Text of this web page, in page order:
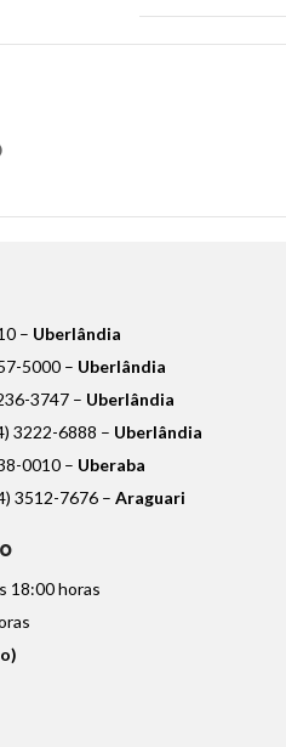
– Uberlândia
5000 – Uberlândia
3747 – Uberlândia
3222-6888 – Uberlândia
0010 – Uberaba
3512-7676 – Araguari
18:00 horas